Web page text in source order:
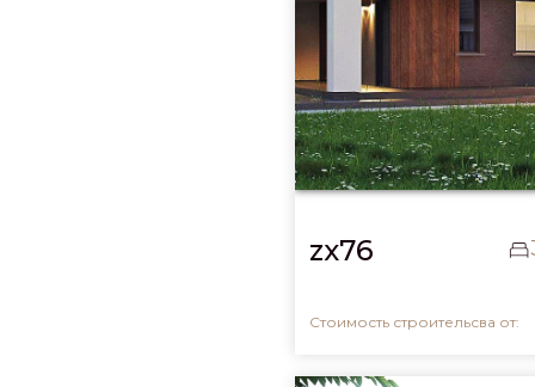
zx76
Стоимость строительсва от: